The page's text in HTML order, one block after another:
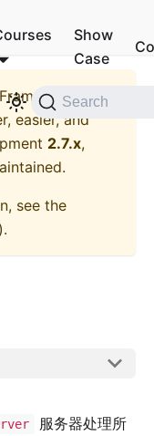
Show
Case
Search
- A
easier, and
2.7.x,
see the
).
服务器处理所